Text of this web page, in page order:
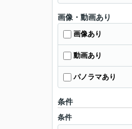
画像・動画あり
画像あり
動画あり
パノラマあり
条件
条件